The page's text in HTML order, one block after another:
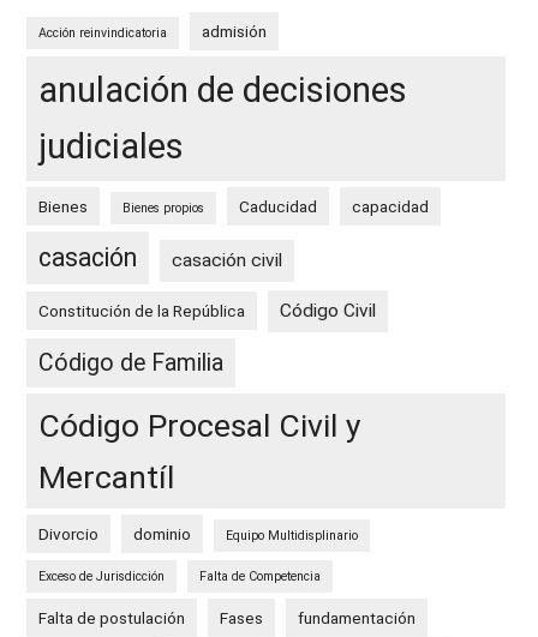
Acción reinvindicatoria admisión
anulación de decisiones
judiciales
Bienes Bienes propios Caducidad capacidad
casación casación civil
Constitución de la República Código Civil
Código de Familia
Código Procesal Civil y
Mercantíl
Divorcio dominio Equipo Multidisplinario
Exceso de Jurisdicción Falta de Competencia
Falta de postulación Fases fundamentación